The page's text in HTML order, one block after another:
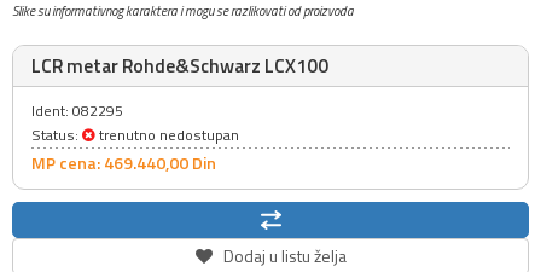
Slike su informativnog karaktera i mogu se razlikovati od proizvoda
LCR metar Rohde&Schwarz LCX100
Ident: 082295
Status:
trenutno nedostupan
MP cena: 469.440,00Din
Dodaj u listu želja